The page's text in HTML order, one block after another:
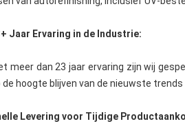
Jaar Ervaring in de Industrie:
meer dan 23 jaar ervaring zijn wij
de hoogte blijven van de nieuwste trends
Levering voor Tijdige